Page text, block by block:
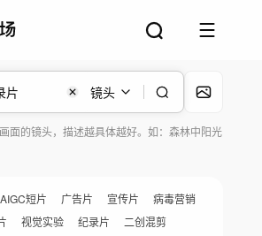
镜头
面的镜头，描述越具体越好。如：森林中阳光
AIGC短片 广告片 宣传片
病毒营销
视觉实验 纪录片
二创混剪